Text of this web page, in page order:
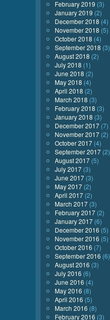
February 2019 (3)
January 2019 (2)
December 2018 (4)
November 2018 (5)
October 2018 (4)
September 2018 (3)
August 2018 (2)
July 2018 (1)
June 2018 (2)
May 2018 (4)
April 2018 (2)
March 2018 (3)
February 2018 (3)
January 2018 (3)
December 2017 (7)
November 2017 (2)
October 2017 (4)
September 2017 (2)
August 2017 (5)
July 2017 (3)
June 2017 (3)
May 2017 (2)
April 2017 (2)
March 2017 (3)
February 2017 (2)
January 2017 (6)
December 2016 (5)
November 2016 (5)
October 2016 (7)
September 2016 (6)
August 2016 (3)
July 2016 (6)
June 2016 (4)
May 2016 (8)
April 2016 (5)
March 2016 (8)
February 2016 (3)